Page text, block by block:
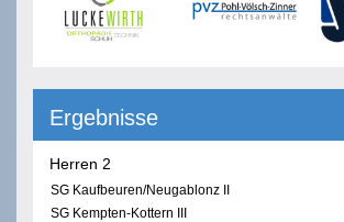
Ergebnisse
Herren 2
SG Kaufbeuren/Neugablonz II
SG Kempten-Kottern III